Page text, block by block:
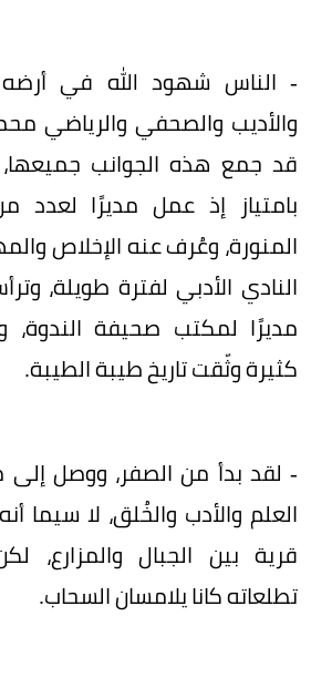
- الناس شهود الله في أرضه
والأديب والصحفي والرياضي
قد جمع هذه الجوانب جميعها،
بامتياز إذ عمل مديرًا لعدد
المنورة، وعُرف عنه الإخلاص
النادي الأدبي لفترة طويلة،
مديرًا لمكتب صحيفة
كثيرة وثّقت تاريخ طيبة الطيبة.
- لقد بدأ من الصفر، ووصل
العلم والأدب والخُلق، لا
قرية بين الجبال
تطلعاته كانا يلامسان السحاب.